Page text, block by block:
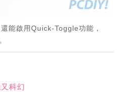
能啟用Quick-Toggle功能，
科幻